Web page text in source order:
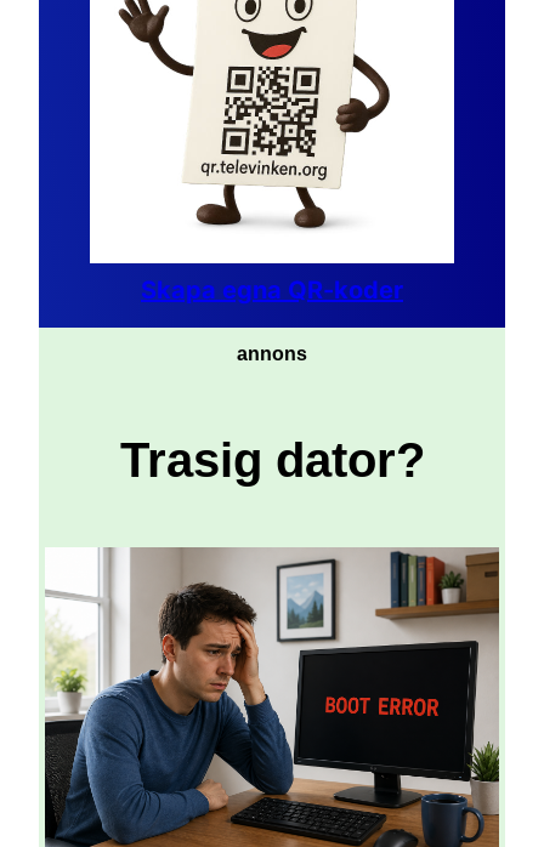
Skapa egna QR-koder
annons
Trasig dator?